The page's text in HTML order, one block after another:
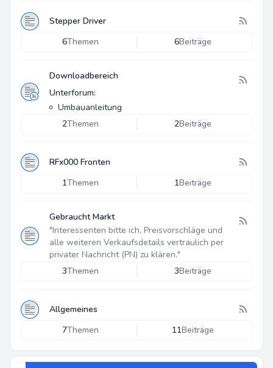
Stepper Driver
6Themen 6Beiträge
Downloadbereich
Unterforum:
Umbauanleitung
2Themen 2Beiträge
RFx000 Fronten
1Themen 1Beiträge
Gebraucht Markt
"Interessenten bitte ich, Preisvorschläge und
alle weiteren Verkaufsdetails vertraulich per
privater Nachricht (PN) zu klären."
3Themen 3Beiträge
Allgemeines
7Themen 11Beiträge